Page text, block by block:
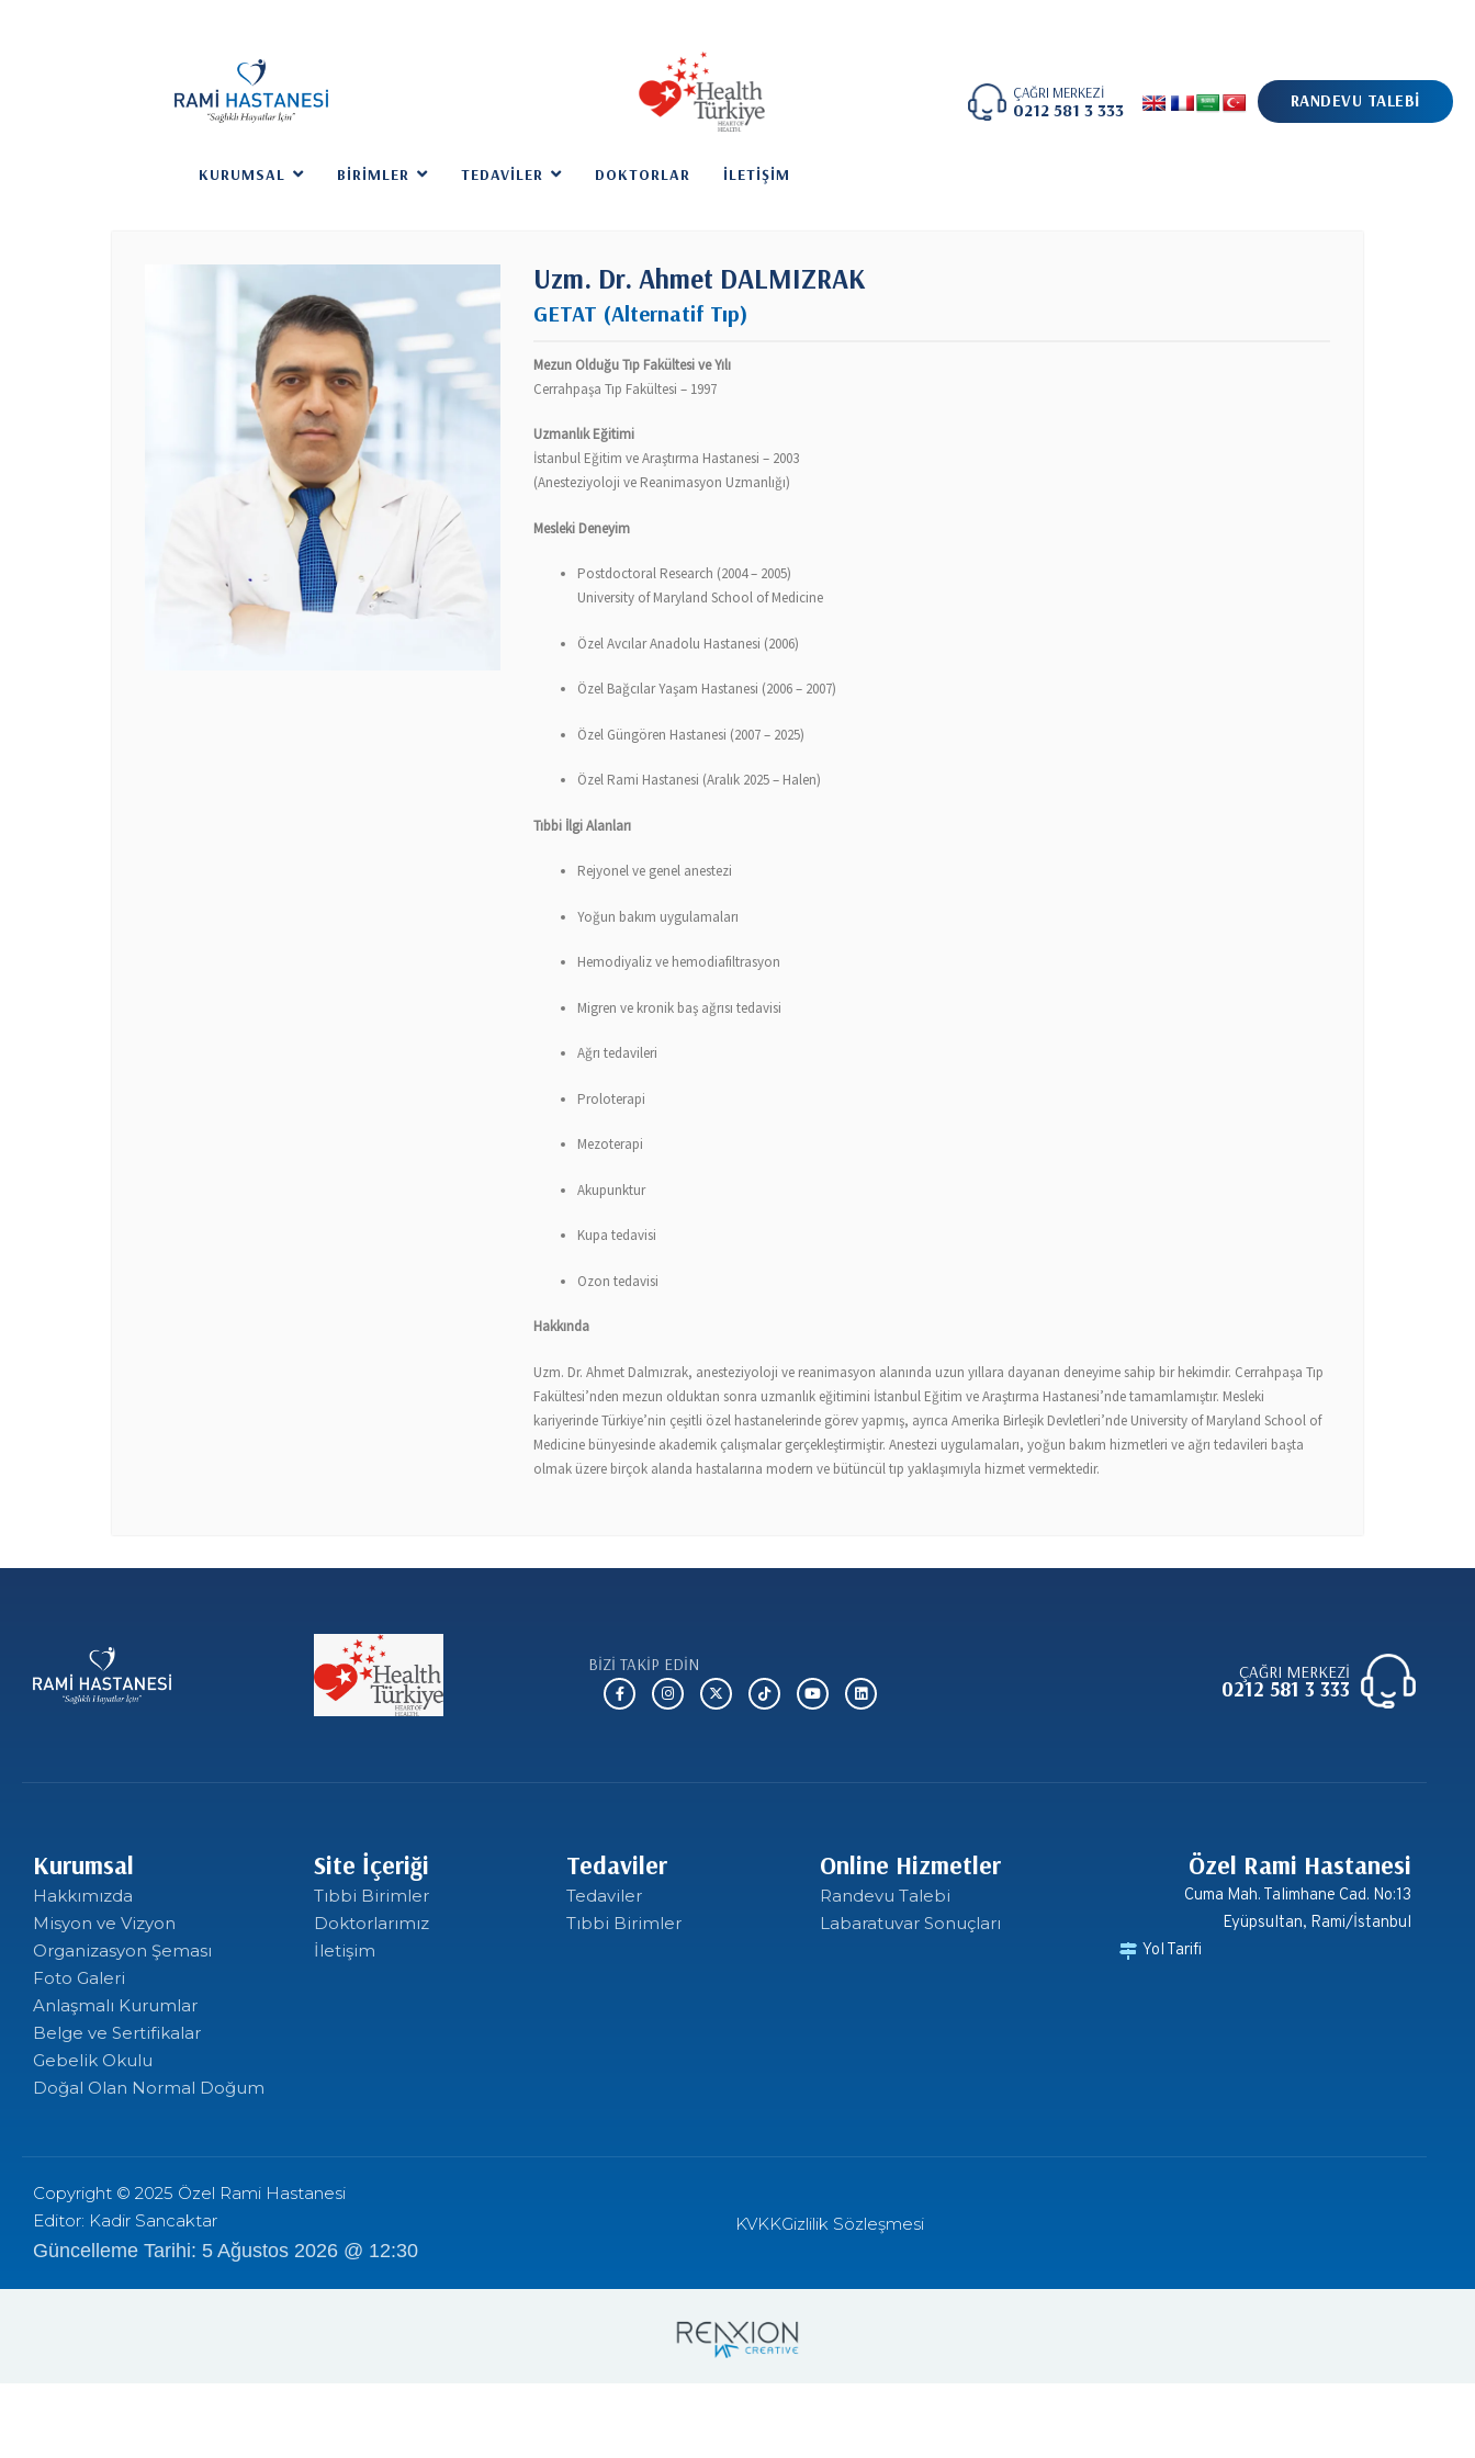
KURUMSAL BIRIMLER TEDAVILER DOKTORLAR İLETIŞIM
ÇAĞRI MERKEZİ
0212 581 3 333 RANDEVU TALEBİ
Uzm. Dr. Ahmet DALMIZRAK
GETAT (Alternatif Tıp)
Mezun Olduğu Tıp Fakültesi ve Yılı
Cerrahpaşa Tıp Fakültesi – 1997
Uzmanlık Eğitimi
İstanbul Eğitim ve Araştırma Hastanesi – 2003
(Anesteziyoloji ve Reanimasyon Uzmanlığı)
Mesleki Deneyim
Postdoctoral Research (2004 – 2005)
University of Maryland School of Medicine
Özel Avcılar Anadolu Hastanesi (2006)
Özel Bağcılar Yaşam Hastanesi (2006 – 2007)
Özel Güngören Hastanesi (2007 – 2025)
Özel Rami Hastanesi (Aralık 2025 – Halen)
Tıbbi İlgi Alanları
Rejyonel ve genel anestezi
Yoğun bakım uygulamaları
Hemodiyaliz ve hemodiafiltrasyon
Migren ve kronik baş ağrısı tedavisi
Ağrı tedavileri
Proloterapi
Mezoterapi
Akupunktur
Kupa tedavisi
Ozon tedavisi
Hakkında
Uzm. Dr. Ahmet Dalmızrak, anesteziyoloji ve reanimasyon alanında uzun yıllara dayanan deneyime sahip bir hekimdir. Cerrahpaşa Tıp
Fakültesi’nden mezun olduktan sonra uzmanlık eğitimini İstanbul Eğitim ve Araştırma Hastanesi’nde tamamlamıştır. Mesleki
kariyerinde Türkiye’nin çeşitli özel hastanelerinde görev yapmış, ayrıca Amerika Birleşik Devletleri’nde University of Maryland School of
Medicine bünyesinde akademik çalışmalar gerçekleştirmiştir. Anestezi uygulamaları, yoğun bakım hizmetleri ve ağrı tedavileri başta
olmak üzere birçok alanda hastalarına modern ve bütüncül tıp yaklaşımıyla hizmet vermektedir.
BİZİ TAKİP EDİN ÇAĞRI MERKEZİ
0212 581 3 333
Kurumsal
Hakkımızda
Misyon ve Vizyon
Organizasyon Şeması
Foto Galeri
Anlaşmalı Kurumlar
Belge ve Sertifikalar
Gebelik Okulu
Doğal Olan Normal Doğum
Site İçeriği
Tıbbi Birimler
Doktorlarımız
İletişim
Tedaviler
Tedaviler
Tıbbi Birimler
Online Hizmetler
Randevu Talebi
Labaratuvar Sonuçları
Özel Rami Hastanesi
Cuma Mah. Talimhane Cad. No:13
Eyüpsultan, Rami/İstanbul
Yol Tarifi
Copyright © 2025 Özel Rami Hastanesi
Editor: Kadir Sancaktar
Güncelleme Tarihi: 5 Ağustos 2026 @ 12:30
KVKKGizlilik Sözleşmesi